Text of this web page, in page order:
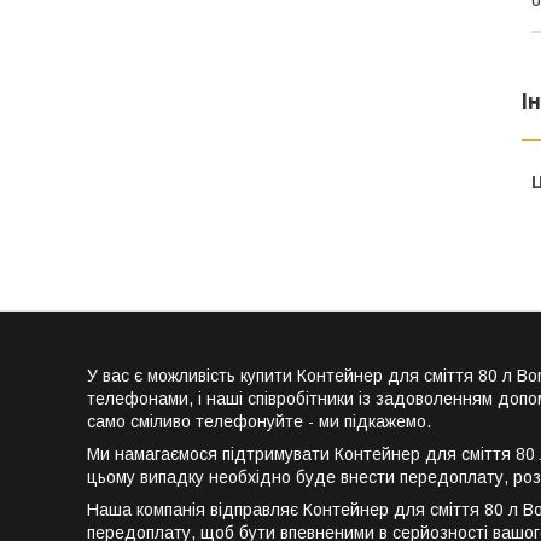
У вас є можливість купити Контейнер для сміття 80 л
телефонами, і наші співробітники із задоволенням
само сміливо телефонуйте - ми підкажемо.
Ми намагаємося підтримувати Контейнер для сміття
цьому випадку необхідно буде внести передоплату,
Наша компанія відправляє Контейнер для сміття 80 л
передоплату, щоб бути впевненими в серйозності